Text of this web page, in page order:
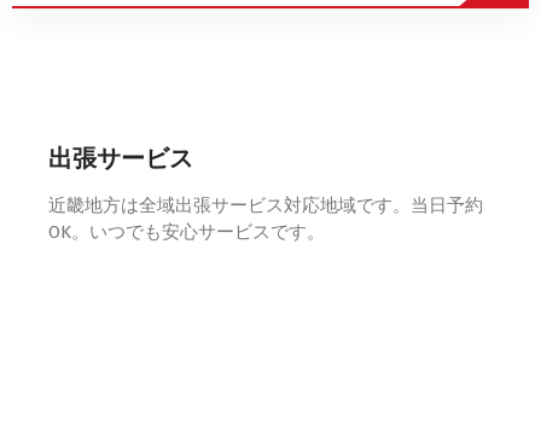
出張サービス
近畿地方は全域出張サービス対応地域です。当日予約
OK。いつでも安心サービスです。